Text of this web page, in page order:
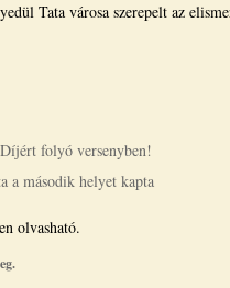
Tata városa szerepelt az
folyó versenyben!
a második helyet kapta
olvasható.